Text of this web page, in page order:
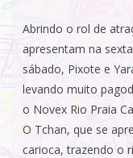
Abrindo o rol de
apresentam na
sábado, Pixote e
levando muito
o Novex Rio Praia
O Tchan, que se
carioca, trazendo o